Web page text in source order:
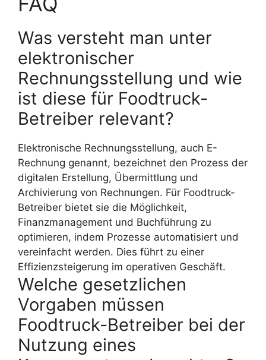
Was versteht man unter
elektronischer
Rechnungsstellung und wie
ist diese für Foodtruck-
Betreiber relevant?
Elektronische Rechnungsstellung, auch E-
Rechnung genannt, bezeichnet den Prozess der
digitalen Erstellung, Übermittlung und
Archivierung von Rechnungen. Für Foodtruck-
Betreiber bietet sie die Möglichkeit,
Finanzmanagement und Buchführung zu
optimieren, indem Prozesse automatisiert und
vereinfacht werden. Dies führt zu einer
Effizienzsteigerung im operativen Geschäft.
Welche gesetzlichen
Vorgaben müssen
Foodtruck-Betreiber bei der
Nutzung eines